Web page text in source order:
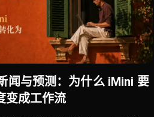
闻与预测：为什么 iMini 要
变成工作流